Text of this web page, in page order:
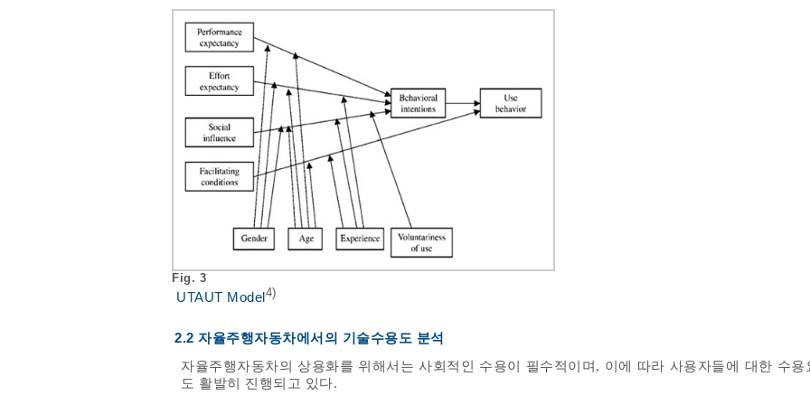
Fig. 3
UTAUT Model 4)
2.2 자율주행자동차에서의 기술수용도 분석
자율주행자동차의 상용화를 위해서는 사회적인 수용이 필수적이며, 이에 따라 사용자들에 대한 수용
도 활발히 진행되고 있다.